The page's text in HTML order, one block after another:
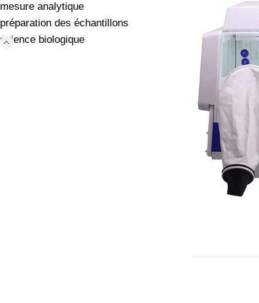
mesure analytique
préparation des échantillons
science biologique